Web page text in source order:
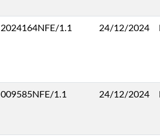
2024164NFE/1.1 24/12/2024
009585NFE/1.1 24/12/2024